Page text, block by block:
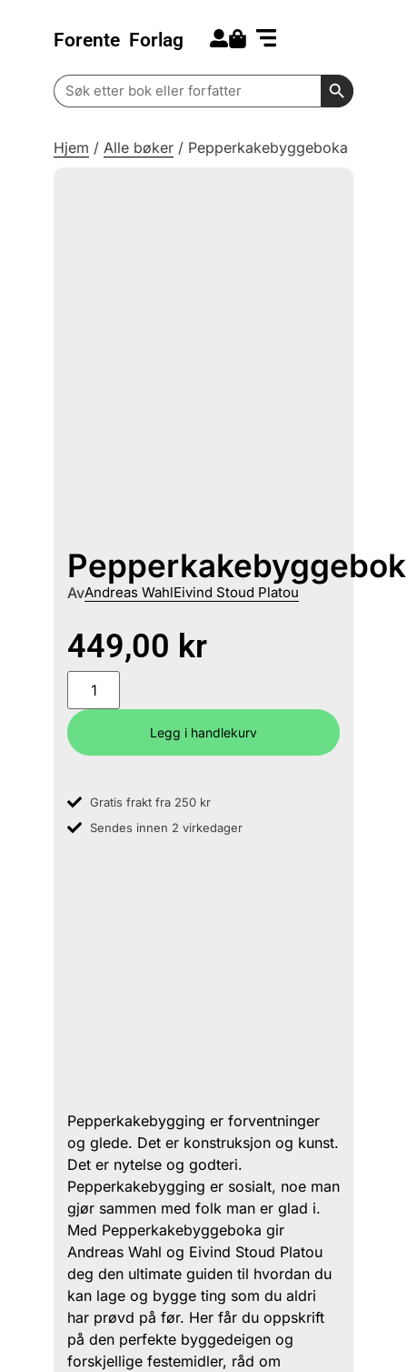
Forente Forlag
Search
for:
Search
Hjem / Alle bøker / Pepperkakebyggeboka
AvAndreas WahlEivind Stoud Platou
449,00 kr
Legg i handlekurv
Gratis frakt fra 250 kr
Sendes innen 2 virkedager
Pepperkakebygging er forventninger
og glede. Det er konstruksjon og kunst.
Det er nytelse og godteri.
Pepperkakebygging er sosialt, noe man
gjør sammen med folk man er glad i.
Med Pepperkakebyggeboka gir
Andreas Wahl og Eivind Stoud Platou
deg den ultimate guiden til hvordan du
kan lage og bygge ting som du aldri
har prøvd på før. Her får du oppskrift
på den perfekte byggedeigen og
forskjellige festemidler, råd om